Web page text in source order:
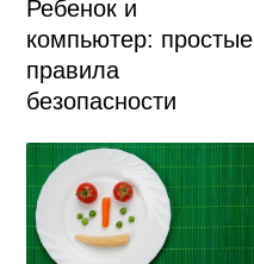
Ребенок и
компьютер: простые
правила
безопасности